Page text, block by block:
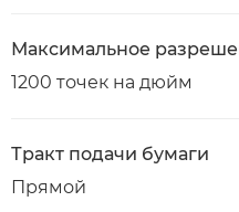
Максимальное
1200 точек на дюйм
Тракт подачи бумаги
Прямой